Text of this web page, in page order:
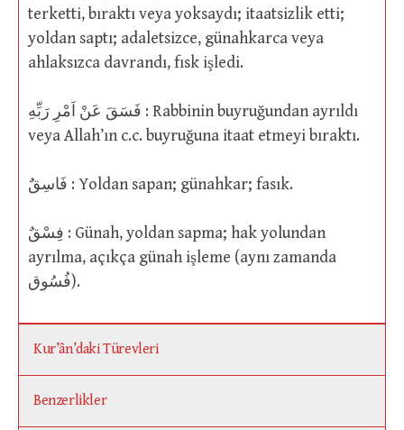
terketti, bıraktı veya yoksaydı; itaatsizlik etti;
yoldan saptı; adaletsizce, günahkarca veya
ahlaksızca davrandı, fısk işledi.
فَسَقَ عَنْ اَمْرِ رَبِّهِ : Rabbinin buyruğundan ayrıldı
veya Allah’ın c.c. buyruğuna itaat etmeyi bıraktı.
فَاسِقٌ : Yoldan sapan; günahkar; fasık.
فِسْقٌ : Günah, yoldan sapma; hak yolundan
ayrılma, açıkça günah işleme (aynı zamanda
فُسُوق).
Kur’ân’daki Türevleri
Benzerlikler